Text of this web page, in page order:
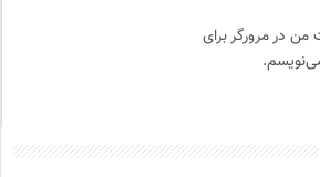
من در مرورگر برای